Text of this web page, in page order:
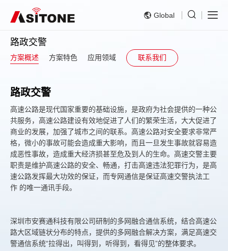
Global
路政交警
方案概述 方案特色 应用领域 联系我们
路政交警
高速公路是现代国家重要的基础设施，是政府为社会提供的一种公
共服务，高速公路建设有效地促进了人们的繁荣生活，大大促进了
商业的发展，加强了城市之间的联系。高速公路对安全要求非常严
格，微小的事故可能会造成重大影响，而且一旦发生事故就容易造
成恶性事故，造成重大经济损甚至危及到人的生命。高速交警主要
职责是维护高速公路的安全、畅通，打击高速违法犯罪行为，是高
速公路发挥最大功效的保证，而专网通信是保证高速交警执法工
作 的唯一通讯手段。
深圳市安赛通科技有限公司研制的多网融合通信系统，结合高速公
路大区域链状分布的特点，提供的多网融合解决方案，满足高速交
警通信系统“拉得出，叫得到，听得到，看得见”的整体要求。